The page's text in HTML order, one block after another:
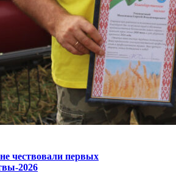
чествовали первых
2026